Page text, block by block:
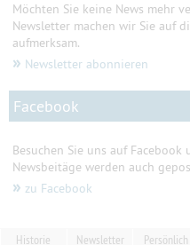
Möchten Sie keine News mehr
Newsletter machen wir Sie auf
aufmerksam.
» Newsletter abonnieren
Facebook
Besuchen Sie uns auf Facebook
Newsbeitäge werden auch
» zu Facebook
Historie Newsletter Persönlich